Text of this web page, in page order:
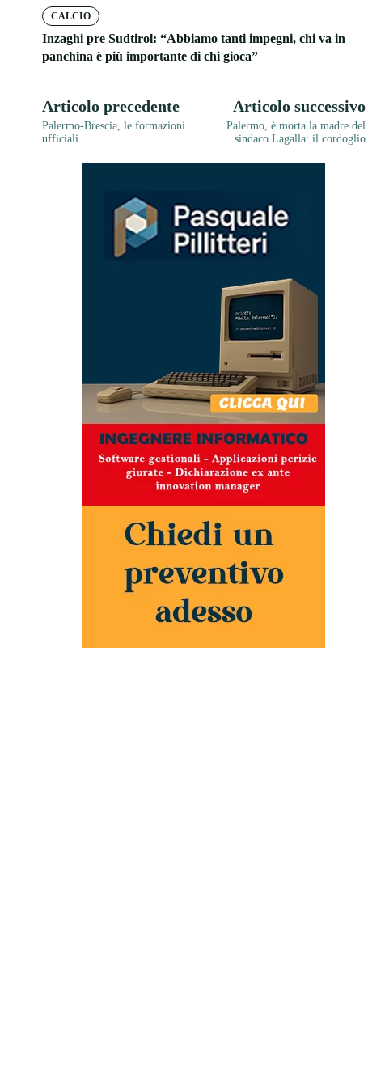
CALCIO
Inzaghi pre Sudtirol: “Abbiamo tanti impegni, chi va in
panchina è più importante di chi gioca”
Articolo precedente
Palermo-Brescia, le formazioni
ufficiali
Articolo successivo
Palermo, è morta la madre del
sindaco Lagalla: il cordoglio